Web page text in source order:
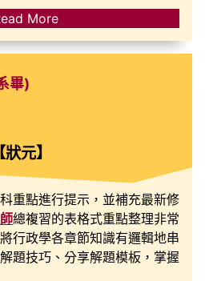
More
畢)
元】
重點進行提示，並補充最新修
總複習的表格式重點整理非常
行政學各章節知識有邏輯地串
題技巧、分享解題模板，掌握